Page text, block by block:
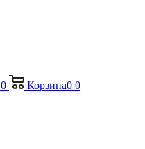
0 Корзина0 0